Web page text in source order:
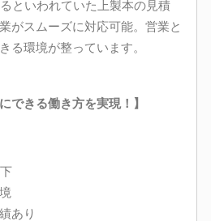
といわれていた上製本の見積
がスムーズに対応可能。営業と
る環境が整っています。
できる働き方を実現！】
あり